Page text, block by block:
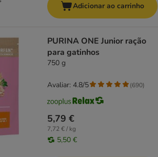
Adicionar ao carrinho
PURINA ONE Junior ração
para gatinhos
750 g
5,79 €
7,72 € / kg
5,50 €
Avaliar: 4.8/5 (690)